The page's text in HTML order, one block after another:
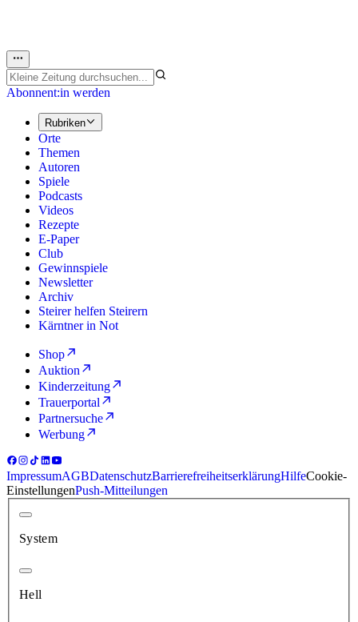
Abonnent:in werden
Rubriken
Orte
Themen
Autoren
Spiele
Podcasts
Videos
Rezepte
E-Paper
Club
Gewinnspiele
Newsletter
Archiv
Steirer helfen Steirern
Kärntner in Not
Shop
Auktion
Kinderzeitung
Trauerportal
Partnersuche
Werbung
ImpressumAGBDatenschutzBarrierefreiheitserklärungHilfeCookie-
EinstellungenPush-Mitteilungen
System
Hell